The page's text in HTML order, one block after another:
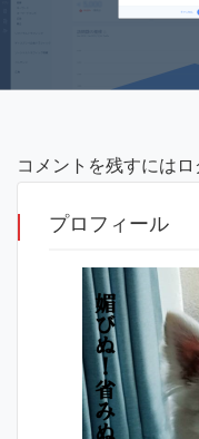
コメントを残すにはロ
プロフィール